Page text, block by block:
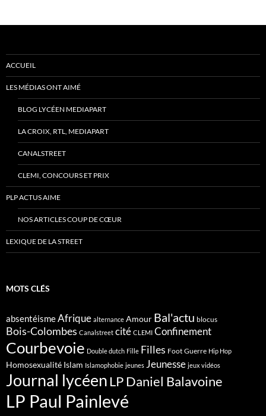
ACCUEIL
LES MÉDIAS ONT AIMÉ
BLOG LYCÉEN MEDIAPART
LA CROIX, RTL, MEDIAPART
CANALSTREET
CLEMI, CONCOURS ET PRIX
PLP ACTUS AIME
NOS ARTICLES COUP DE CŒUR
LEXIQUE DE LA STREET
MOTS CLÉS
absentéismeAfrique alternance Amour Bal'actu blocus
Bois-Colombes Canalstreet cité CLEMI Confinement
Courbevoie Double dutch Fille Filles Foot Guerre Hip Hop
Homosexualité Islam Islamophobie jeunes Jeunesse jeux vidéos
Journal lycéenLP Daniel Balavoine
LP Paul Painlevé